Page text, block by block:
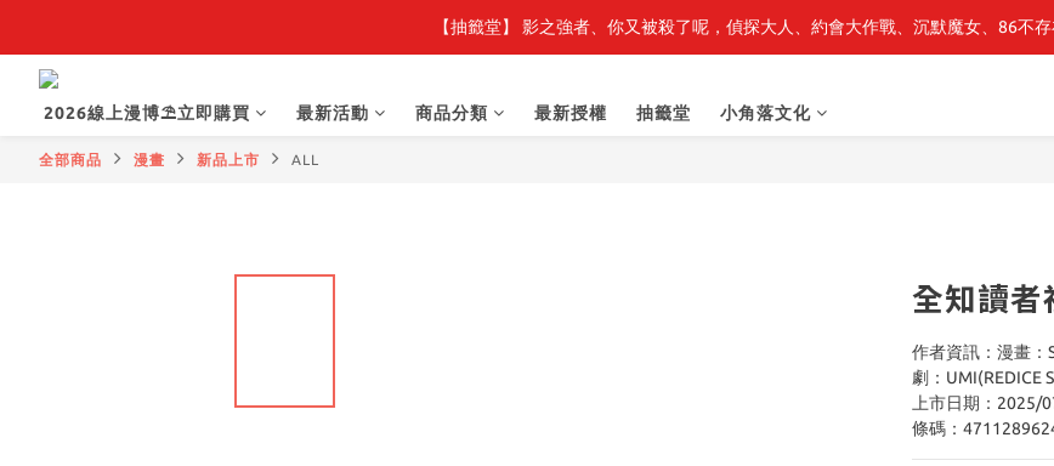
最新開賣🔥「全知讀者視角」 周邊商品
【抽籤堂】 影之強者、你又被殺了呢，偵探大人、約會大作戰、沉默魔女、86不
2026線上漫博⛱️立即購買
最新活動 商品分類 最新授權 抽籤堂 小角落文化
全部商品 漫畫 新品上市 ALL
全知讀者
作者資訊：漫畫：
劇：UMI(REDICE
上市日期：2025/
條碼：